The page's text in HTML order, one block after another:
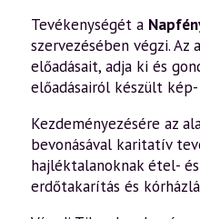
Tevékenységét a
szervezésében végzi. Az
előadásait, adja ki és
előadásairól készült
Kezdeményezésére az
bevonásával karitatív
hajléktalanoknak étel-
erdőtakarítás és